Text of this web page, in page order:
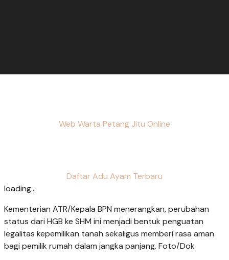
Web Warta Petang Jitu Online
Daftar Adu Ayam Terbaru
loading...
Kementerian ATR/Kepala BPN menerangkan, perubahan
status dari HGB ke SHM ini menjadi bentuk penguatan
legalitas kepemilikan tanah sekaligus memberi rasa aman
bagi pemilik rumah dalam jangka panjang. Foto/Dok